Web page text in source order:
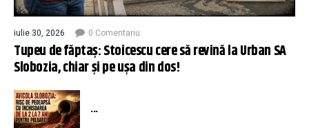
iulie 30, 2026 0 Comentariu
Tupeu de făptaș: Stoicescu cere să revină la Urban SA
Slobozia, chiar și pe ușa din dos!
...